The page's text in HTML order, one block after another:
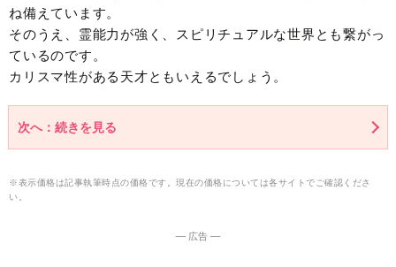
ね備えています。
そのうえ、霊能力が強く、スピリチュアルな世界とも繋がっ
ているのです。
カリスマ性がある天才ともいえるでしょう。
次へ：続きを見る
※表示価格は記事執筆時点の価格です。現在の価格については各サイトでご確認くださ
い。
― 広告 ―